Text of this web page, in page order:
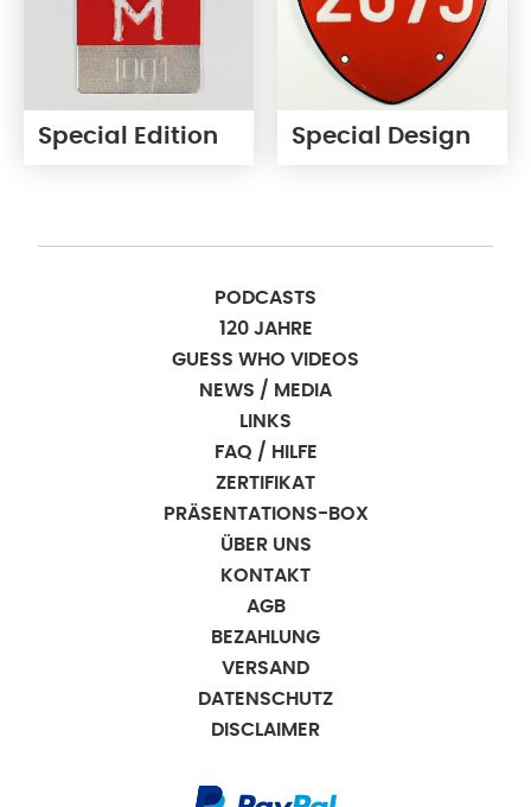
Special Edition Special Design
PODCASTS
120 JAHRE
GUESS WHO VIDEOS
NEWS / MEDIA
LINKS
FAQ / HILFE
ZERTIFIKAT
PRÄSENTATIONS-BOX
ÜBER UNS
KONTAKT
AGB
BEZAHLUNG
VERSAND
DATENSCHUTZ
DISCLAIMER